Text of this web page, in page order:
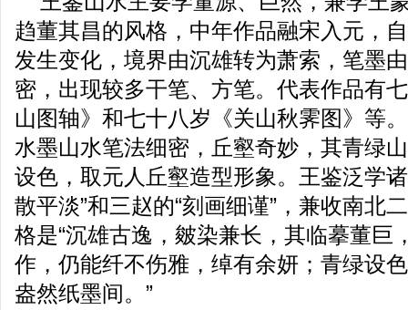
趋董其昌的风格，中年作品融宋入元，
发生变化，境界由沉雄转为萧索，笔墨
密，出现较多干笔、方笔。代表作品有
山图轴》和七十八岁《关山秋霁图》等
水墨山水笔法细密，丘壑奇妙，其青绿
设色，取元人丘壑造型形象。王鉴泛学
散平淡”和三赵的“刻画细谨”，兼收南北
格是“沉雄古逸，皴染兼长，其临摹董巨
作，仍能纤不伤雅，绰有余妍；青绿设
盎然纸墨间。”